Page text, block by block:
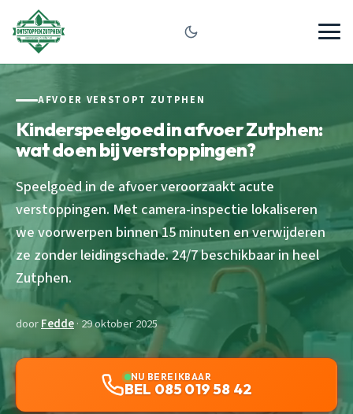
AFVOER VERSTOPT ZUTPHEN
Kinderspeelgoed in afvoer Zutphen:
wat doen bij verstoppingen?
Speelgoed in de afvoer veroorzaakt acute
verstoppingen. Met camera-inspectie lokaliseren
we voorwerpen binnen 15 minuten en verwijderen
ze zonder leidingschade. 24/7 beschikbaar in heel
Zutphen.
doorFedde· 29 oktober 2025
NU BEREIKBAAR
BEL 085 019 58 42